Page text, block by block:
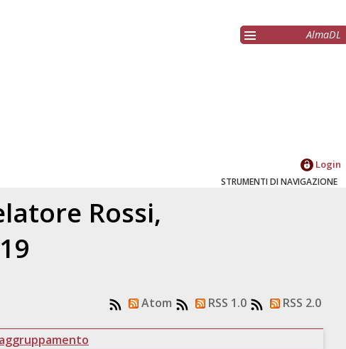
AlmaDL
Login
STRUMENTI DI NAVIGAZIONE
Rossi,
Atom RSS 1.0 RSS 2.0